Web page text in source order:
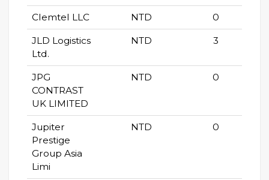
Clemtel LLC NTD 0
JLD Logistics
Ltd.
NTD 3
JPG
CONTRAST
UK LIMITED
NTD 0
Jupiter
Prestige
Group Asia
Limi
NTD 0